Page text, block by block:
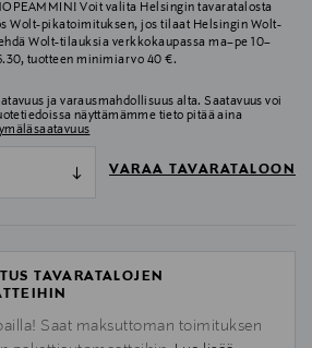
Voit valita Helsingin tavaratalosta
Wolt-pikatoimituksen, jos tilaat Helsingin Wolt-
Wolt-tilauksia verkkokaupassa ma–pe 10–
tuotteen minimiarvo 40 €.
ja varausmahdollisuus alta. Saatavuus voi
näyttämämme tieto pitää aina
VARAA TAVARATALOON
TAVARATALOJEN
Saat maksuttoman toimituksen